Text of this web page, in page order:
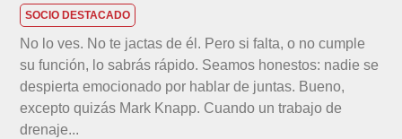
SOCIO DESTACADO
No lo ves. No te jactas de él. Pero si falta, o no cumple
su función, lo sabrás rápido. Seamos honestos: nadie se
despierta emocionado por hablar de juntas. Bueno,
excepto quizás Mark Knapp. Cuando un trabajo de
drenaje...